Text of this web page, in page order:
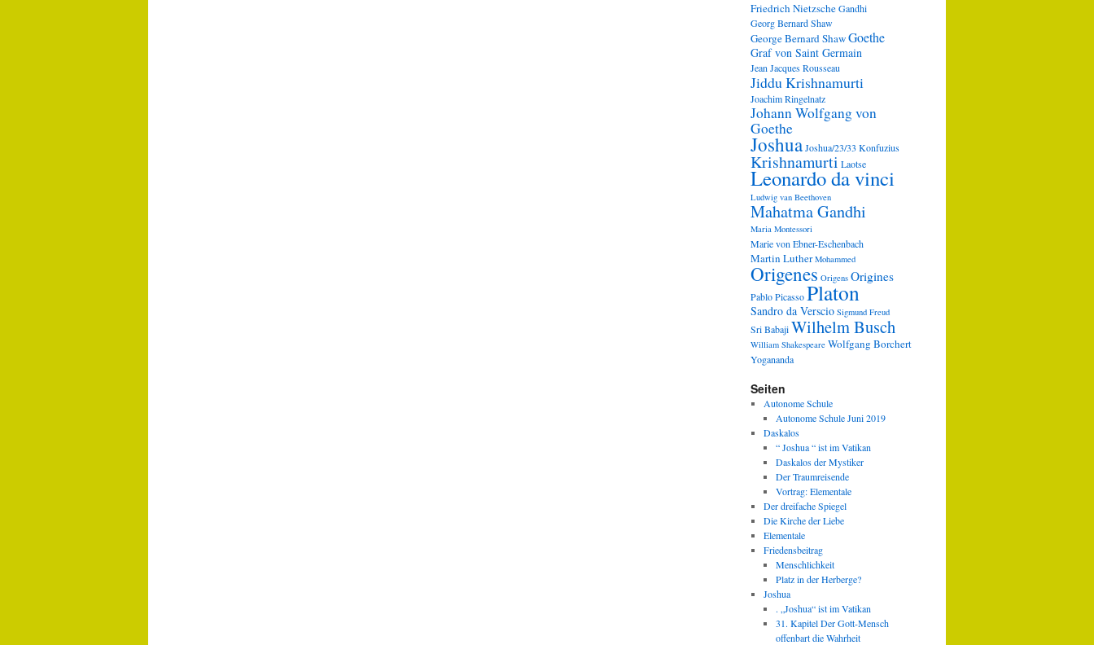
Friedrich NietzscheGandhi
Georg Bernard Shaw
George Bernard ShawGoethe
Graf von Saint Germain
Jean Jacques Rousseau
Jiddu Krishnamurti
Joachim Ringelnatz
Johann Wolfgang von
Goethe
JoshuaJoshua/23/33 Konfuzius
Krishnamurti Laotse
Leonardo da vinci
Ludwig van Beethoven
Mahatma Gandhi
Maria Montessori
Marie von Ebner-Eschenbach
Martin Luther Mohammed
Origenes Origens Origines
Pablo PicassoPlaton
Sandro da Verscio Sigmund Freud
Sri BabajiWilhelm Busch
William Shakespeare Wolfgang Borchert
Yogananda
Seiten
Autonome Schule
Autonome Schule Juni 2019
Daskalos
“ Joshua “ ist im Vatikan
Daskalos der Mystiker
Der Traumreisende
Vortrag: Elementale
Der dreifache Spiegel
Die Kirche der Liebe
Elementale
Friedensbeitrag
Menschlichkeit
Platz in der Herberge?
Joshua
. „Joshua“ ist im Vatikan
31. Kapitel Der Gott-Mensch
offenbart die Wahrheit